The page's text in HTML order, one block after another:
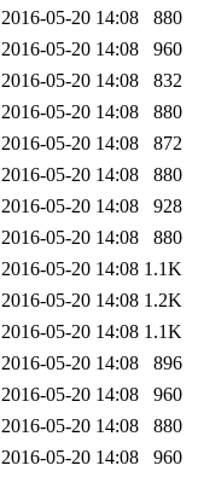
2016-05-20 14:08
880
2016-05-20 14:08
960
2016-05-20 14:08
832
2016-05-20 14:08
880
2016-05-20 14:08
872
2016-05-20 14:08
880
2016-05-20 14:08
928
2016-05-20 14:08
880
2016-05-20 14:08 1.1K
2016-05-20 14:08 1.2K
2016-05-20 14:08 1.1K
2016-05-20 14:08
896
2016-05-20 14:08
960
2016-05-20 14:08
880
2016-05-20 14:08
960